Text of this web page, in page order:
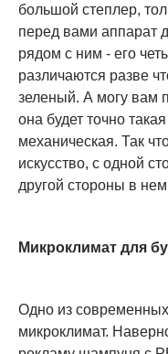
большой степлер,
перед вами аппарат
рядом с ним - его
различаются разве
зеленый. А могу вам
она будет точно
механическая. Так
искусство, с одной
другой стороны в
Микроклимат для
Одно из
микроклимат.